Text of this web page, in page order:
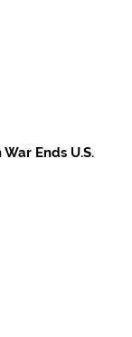
Ends U.S.